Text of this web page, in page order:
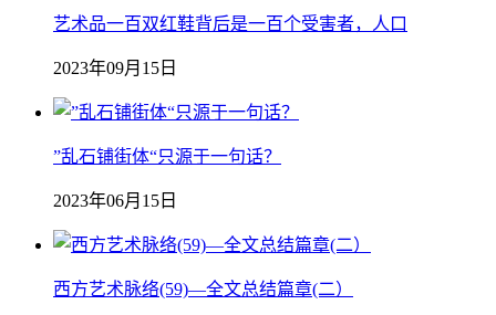
艺术品一百双红鞋背后是一百个受害者，人口
2023年09月15日
”乱石铺街体“只源于一句话？
2023年06月15日
西方艺术脉络(59)—全文总结篇章(二）